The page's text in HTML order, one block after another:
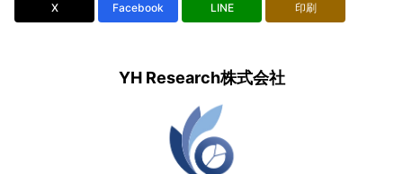
X Facebook LINE 印刷
YH Research株式会社